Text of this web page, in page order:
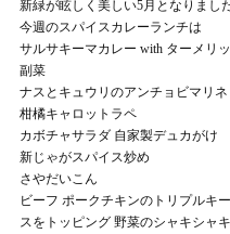
新緑が眩しく美しい5月となりまし
今週のスパイスカレーランチは
サルサキーマカレー with ターメリ
副菜
ナスとキュウリのアンチョビマリネ
柑橘キャロットラペ
カボチャサラダ 自家製デュカがけ
新じゃがスパイス炒め
さやだいこん
ビーフ ポークチキンのトリプルキ
スをトッピング 野菜のシャキシャ